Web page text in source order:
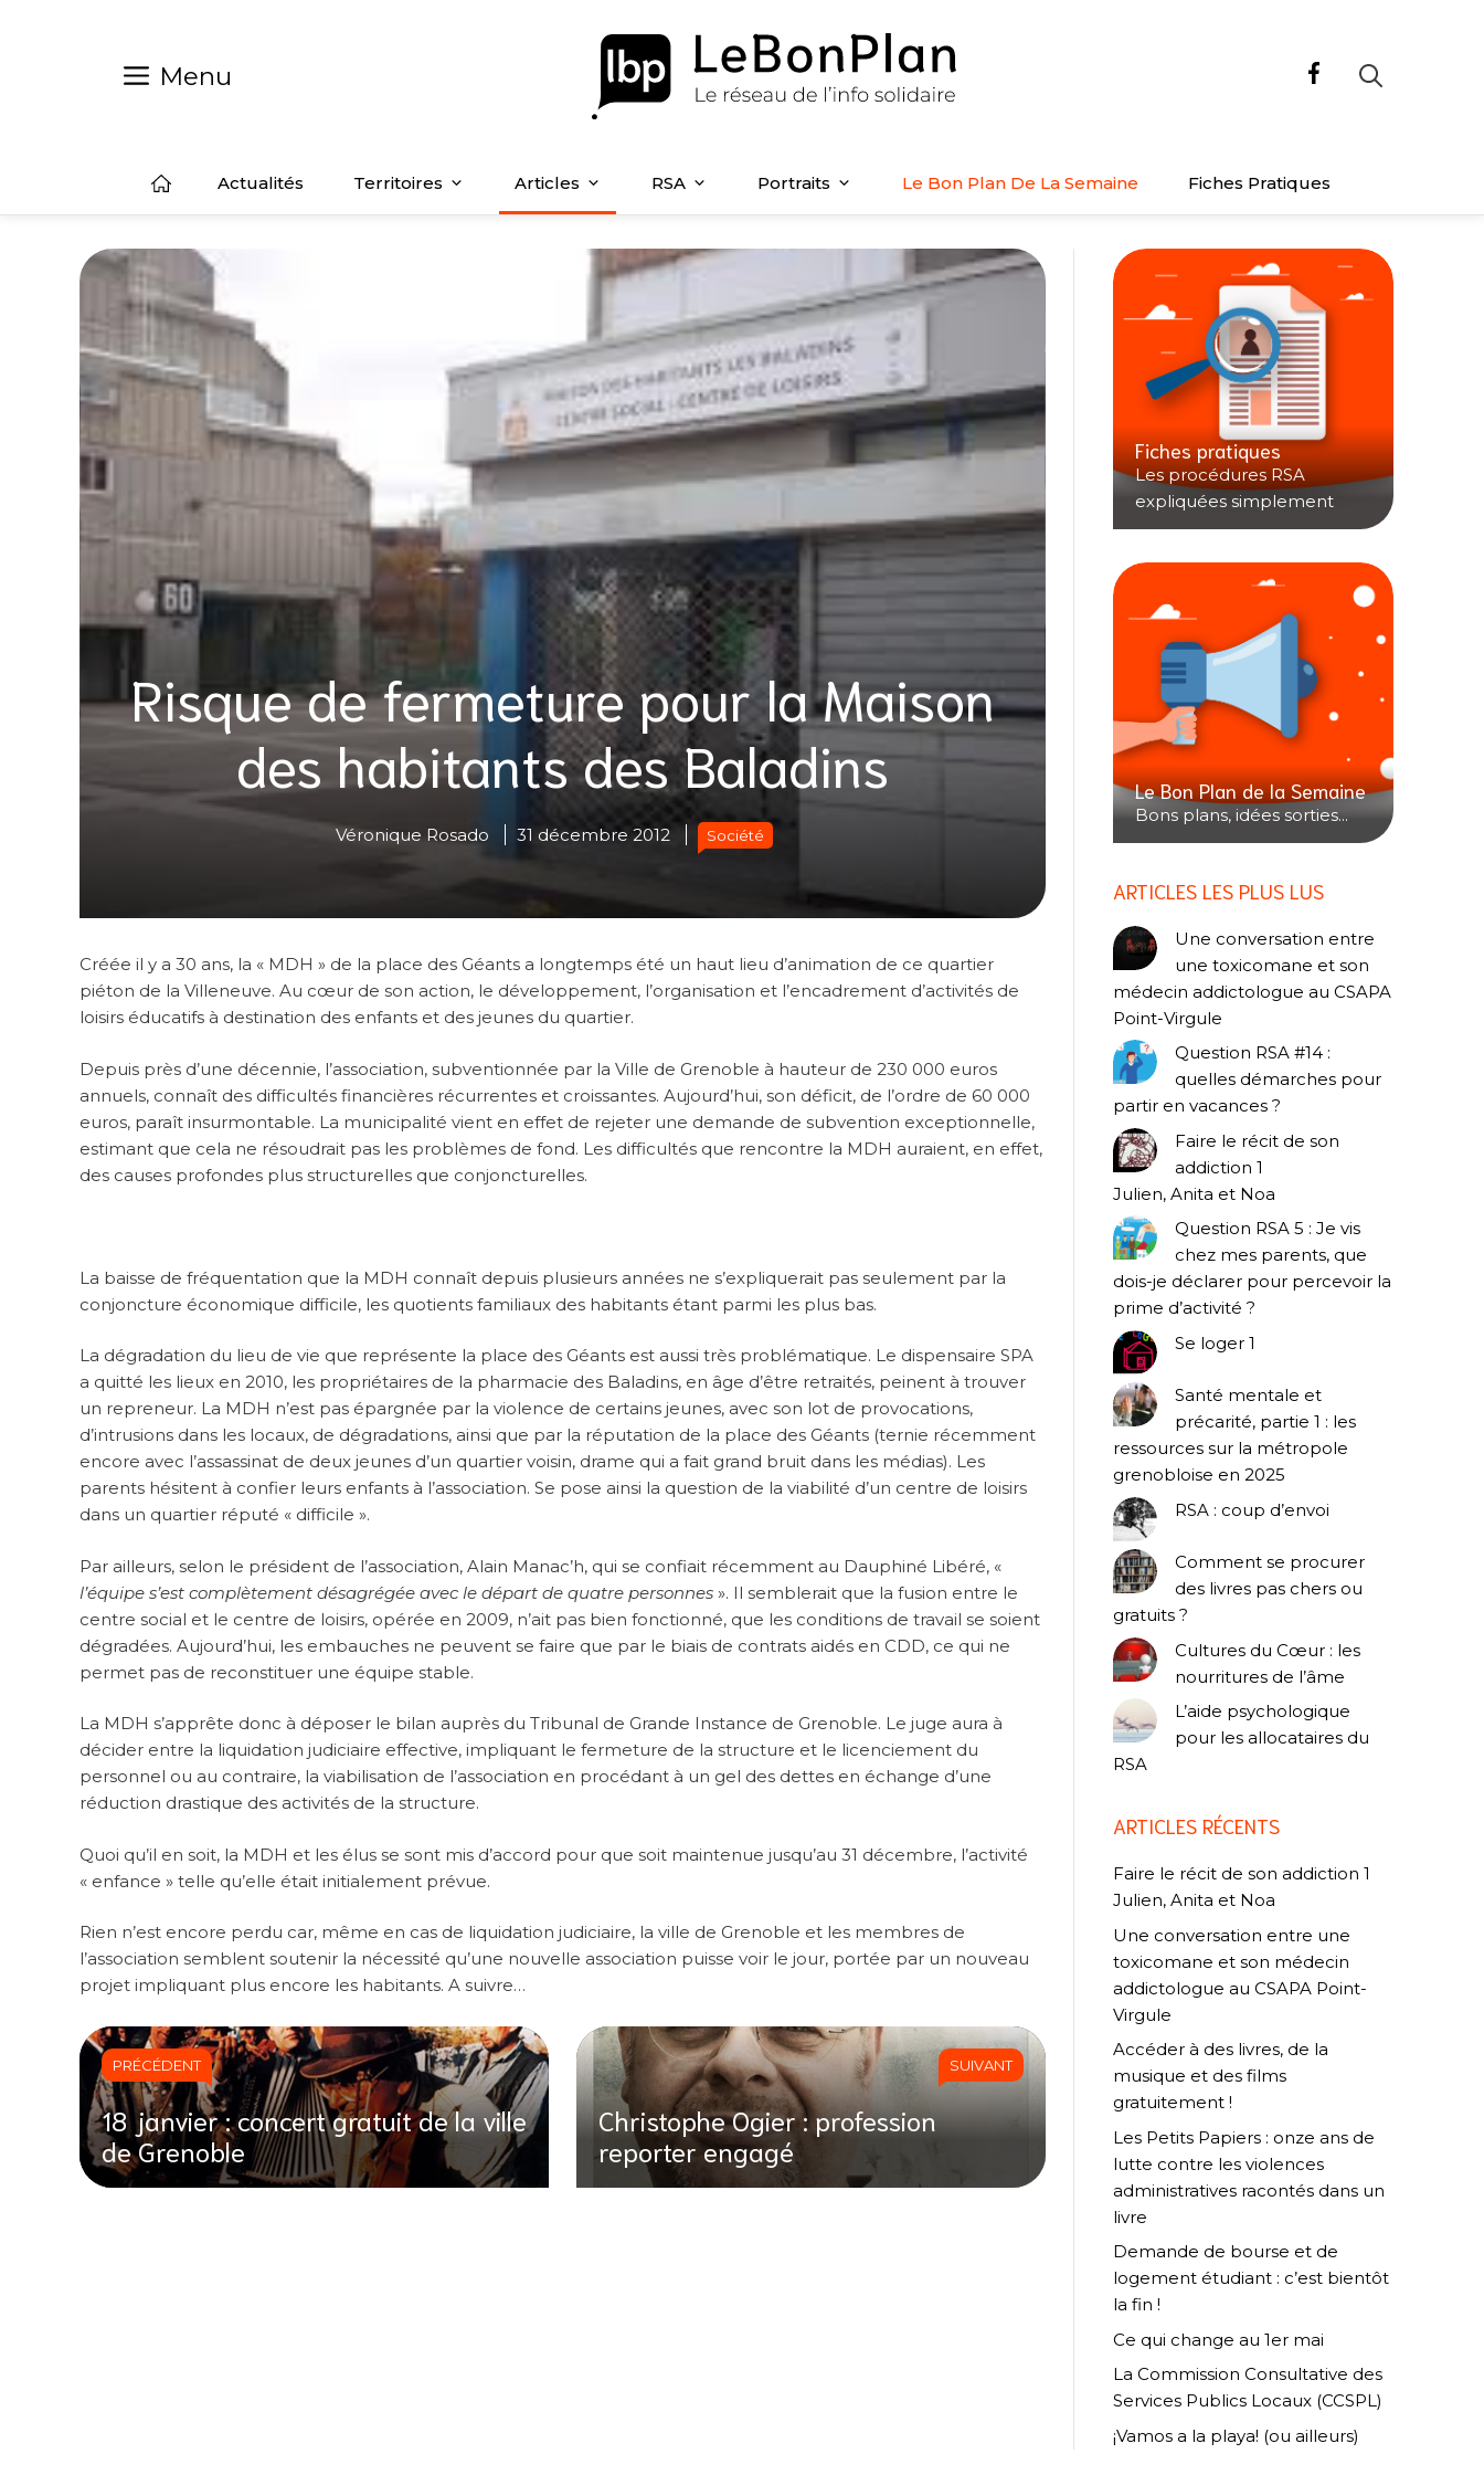
Menu
Actualités Territoires Articles RSA Portraits Le Bon Plan De La Semaine Fiches Pratiques
Risque de fermeture pour la Maison
des habitants des Baladins
Véronique Rosado 31 décembre 2012 Société
Créée il y a 30 ans, la « MDH » de la place des Géants a longtemps été un haut lieu d’animation de ce quartier
piéton de la Villeneuve. Au cœur de son action, le développement, l’organisation et l’encadrement d’activités de
loisirs éducatifs à destination des enfants et des jeunes du quartier.
Depuis près d’une décennie, l’association, subventionnée par la Ville de Grenoble à hauteur de 230 000 euros
annuels, connaît des difficultés financières récurrentes et croissantes. Aujourd’hui, son déficit, de l’ordre de 60 000
euros, paraît insurmontable. La municipalité vient en effet de rejeter une demande de subvention exceptionnelle,
estimant que cela ne résoudrait pas les problèmes de fond. Les difficultés que rencontre la MDH auraient, en effet,
des causes profondes plus structurelles que conjoncturelles.
La baisse de fréquentation que la MDH connaît depuis plusieurs années ne s’expliquerait pas seulement par la
conjoncture économique difficile, les quotients familiaux des habitants étant parmi les plus bas.
La dégradation du lieu de vie que représente la place des Géants est aussi très problématique. Le dispensaire SPA
a quitté les lieux en 2010, les propriétaires de la pharmacie des Baladins, en âge d’être retraités, peinent à trouver
un repreneur. La MDH n’est pas épargnée par la violence de certains jeunes, avec son lot de provocations,
d’intrusions dans les locaux, de dégradations, ainsi que par la réputation de la place des Géants (ternie récemment
encore avec l’assassinat de deux jeunes d’un quartier voisin, drame qui a fait grand bruit dans les médias). Les
parents hésitent à confier leurs enfants à l’association. Se pose ainsi la question de la viabilité d’un centre de loisirs
dans un quartier réputé « difficile ».
Par ailleurs, selon le président de l’association, Alain Manac’h, qui se confiait récemment au Dauphiné Libéré, «
l’équipe s’est complètement désagrégée avec le départ de quatre personnes ». Il semblerait que la fusion entre le
centre social et le centre de loisirs, opérée en 2009, n’ait pas bien fonctionné, que les conditions de travail se soient
dégradées. Aujourd’hui, les embauches ne peuvent se faire que par le biais de contrats aidés en CDD, ce qui ne
permet pas de reconstituer une équipe stable.
La MDH s’apprête donc à déposer le bilan auprès du Tribunal de Grande Instance de Grenoble. Le juge aura à
décider entre la liquidation judiciaire effective, impliquant le fermeture de la structure et le licenciement du
personnel ou au contraire, la viabilisation de l’association en procédant à un gel des dettes en échange d’une
réduction drastique des activités de la structure.
Quoi qu’il en soit, la MDH et les élus se sont mis d’accord pour que soit maintenue jusqu’au 31 décembre, l’activité
« enfance » telle qu’elle était initialement prévue.
Rien n’est encore perdu car, même en cas de liquidation judiciaire, la ville de Grenoble et les membres de
l’association semblent soutenir la nécessité qu’une nouvelle association puisse voir le jour, portée par un nouveau
projet impliquant plus encore les habitants. A suivre…
PRÉCÉDENT
18 janvier : concert gratuit de la ville
de Grenoble
SUIVANT
Christophe Ogier : profession
reporter engagé
Fiches pratiques
Les procédures RSA
expliquées simplement
Le Bon Plan de la Semaine
Bons plans, idées sorties...
ARTICLES LES PLUS LUS
Une conversation entre
une toxicomane et son
médecin addictologue au CSAPA
Point-Virgule
Question RSA #14 :
quelles démarches pour
partir en vacances ?
Faire le récit de son
addiction 1
Julien, Anita et Noa
Question RSA 5 : Je vis
chez mes parents, que
dois-je déclarer pour percevoir la
prime d’activité ?
Se loger 1
Santé mentale et
précarité, partie 1 : les
ressources sur la métropole
grenobloise en 2025
RSA : coup d’envoi
Comment se procurer
des livres pas chers ou
gratuits ?
Cultures du Cœur : les
nourritures de l’âme
L’aide psychologique
pour les allocataires du
RSA
ARTICLES RÉCENTS
Faire le récit de son addiction 1
Julien, Anita et Noa
Une conversation entre une
toxicomane et son médecin
addictologue au CSAPA Point-
Virgule
Accéder à des livres, de la
musique et des films
gratuitement !
Les Petits Papiers : onze ans de
lutte contre les violences
administratives racontés dans un
livre
Demande de bourse et de
logement étudiant : c’est bientôt
la fin !
Ce qui change au 1er mai
La Commission Consultative des
Services Publics Locaux (CCSPL)
¡Vamos a la playa! (ou ailleurs)